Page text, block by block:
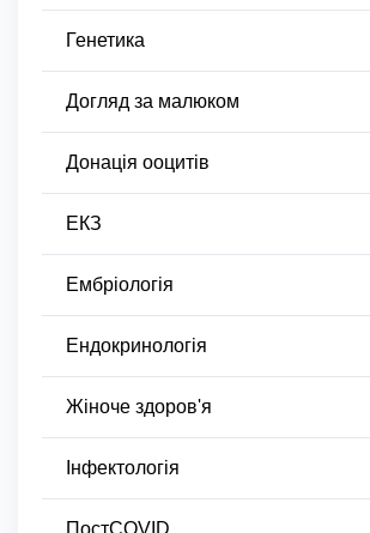
Генетика
Догляд за малюком
Донація ооцитів
ЕКЗ
Ембріологія
Ендокринологія
Жіноче здоров'я
Інфектологія
ПостCOVID